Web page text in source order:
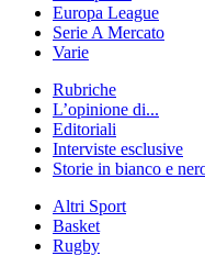
Europa League
Serie A Mercato
Varie
Rubriche
L’opinione di...
Editoriali
Interviste esclusive
Storie in bianco e
Altri Sport
Basket
Rugby